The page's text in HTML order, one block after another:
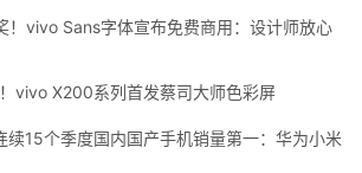
！vivo Sans字体宣布免费商用：设计师放心
vivo X200系列首发蔡司大师色彩屏
续15个季度国内国产手机销量第一：华为小米